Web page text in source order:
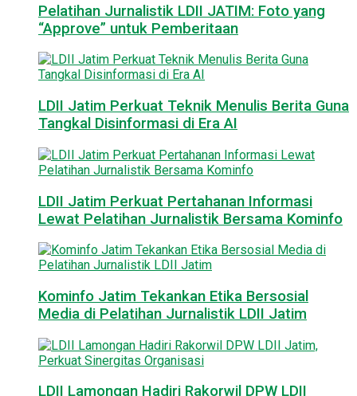
Pelatihan Jurnalistik LDII JATIM: Foto yang
“Approve” untuk Pemberitaan
LDII Jatim Perkuat Teknik Menulis Berita Guna
Tangkal Disinformasi di Era AI
LDII Jatim Perkuat Pertahanan Informasi
Lewat Pelatihan Jurnalistik Bersama Kominfo
Kominfo Jatim Tekankan Etika Bersosial
Media di Pelatihan Jurnalistik LDII Jatim
LDII Lamongan Hadiri Rakorwil DPW LDII